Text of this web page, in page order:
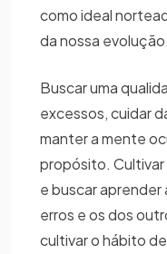
como ideal
da nossa evolução.
Buscar uma
excessos, cuidar
manter a mente
propósito. Cultivar
e buscar aprender
erros e os dos
cultivar o hábito